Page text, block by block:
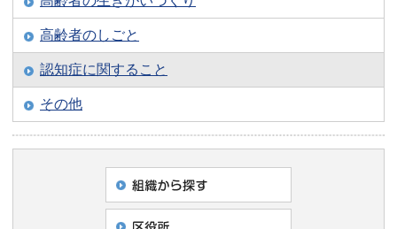
高齢者のしごと
認知症に関すること
その他